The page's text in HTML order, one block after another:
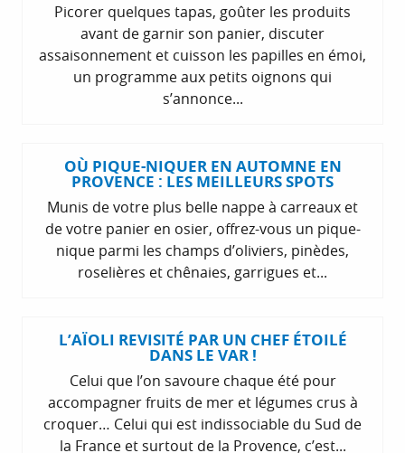
Picorer quelques tapas, goûter les produits
avant de garnir son panier, discuter
assaisonnement et cuisson les papilles en émoi,
un programme aux petits oignons qui
s’annonce...
OÙ PIQUE-NIQUER EN AUTOMNE EN
PROVENCE : LES MEILLEURS SPOTS
Munis de votre plus belle nappe à carreaux et
de votre panier en osier, offrez-vous un pique-
nique parmi les champs d’oliviers, pinèdes,
roselières et chênaies, garrigues et...
L’AÏOLI REVISITÉ PAR UN CHEF ÉTOILÉ
DANS LE VAR !
Celui que l’on savoure chaque été pour
accompagner fruits de mer et légumes crus à
croquer… Celui qui est indissociable du Sud de
la France et surtout de la Provence, c’est...